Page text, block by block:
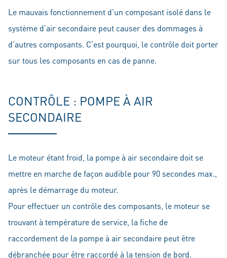
Le mauvais fonctionnement d’un composant isolé dans le
système d’air secondaire peut causer des dommages à
d’autres composants. C’est pourquoi, le contrôle doit porter
sur tous les composants en cas de panne.
CONTRÔLE : POMPE À AIR
SECONDAIRE
Le moteur étant froid, la pompe à air secondaire doit se
mettre en marche de façon audible pour 90 secondes max.,
après le démarrage du moteur.
Pour effectuer un contrôle des composants, le moteur se
trouvant à température de service, la fiche de
raccordement de la pompe à air secondaire peut être
débranchée pour être raccordé à la tension de bord.